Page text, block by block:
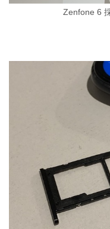
Zenfone 6